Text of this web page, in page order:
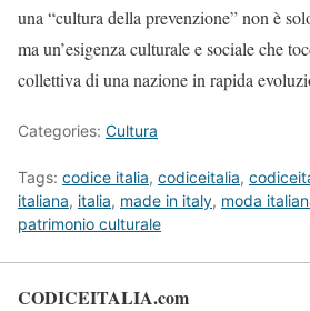
una “cultura della prevenzione” non è
ma un’esigenza culturale e sociale che
collettiva di una nazione in rapida
Categories: Cultura
Tags: codice italia, codiceitalia,
italiana, italia, made in italy, moda
patrimonio culturale
CODICEITALIA.com